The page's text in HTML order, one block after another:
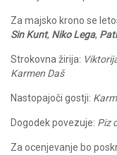
Za majsko krono se
Sin Kunt, Niko Lega,
Strokovna žirija:
Karmen Daš
Nastopajoči gostji:
Dogodek povezuje: Piz
Za ocenjevanje bo